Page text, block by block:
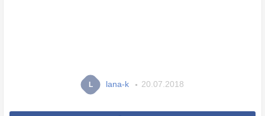
L lana-k 20.07.2018